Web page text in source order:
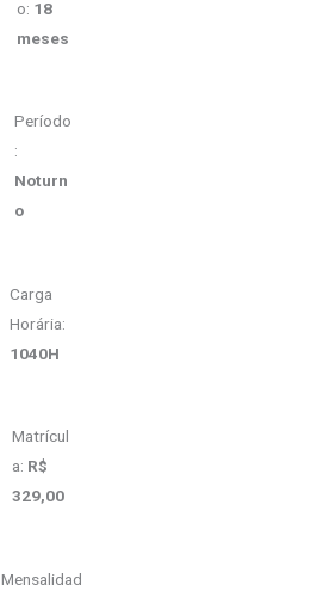
o: 18
meses
Período
:
Noturn
o
Carga
Horária:
1040H
Matrícul
a: R$
329,00
Mensalidad